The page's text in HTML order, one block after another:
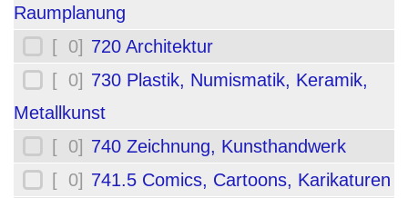
Raumplanung
[ 0] 720 Architektur
[ 0] 730 Plastik, Numismatik, Keramik,
Metallkunst
[ 0] 740 Zeichnung, Kunsthandwerk
[ 0] 741.5 Comics, Cartoons, Karikaturen